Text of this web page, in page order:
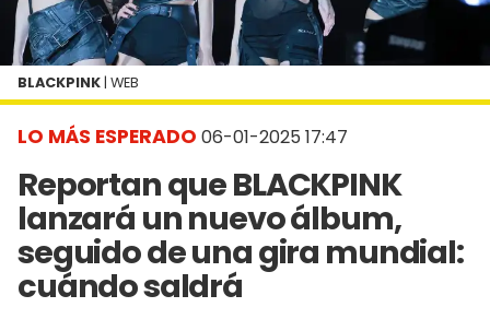
LO MÁS ESPERADO 06-01-2025 17:47
Reportan que BLACKPINK
lanzará un nuevo álbum,
seguido de una gira mundial:
cuándo saldrá
BLACKPINK | WEB